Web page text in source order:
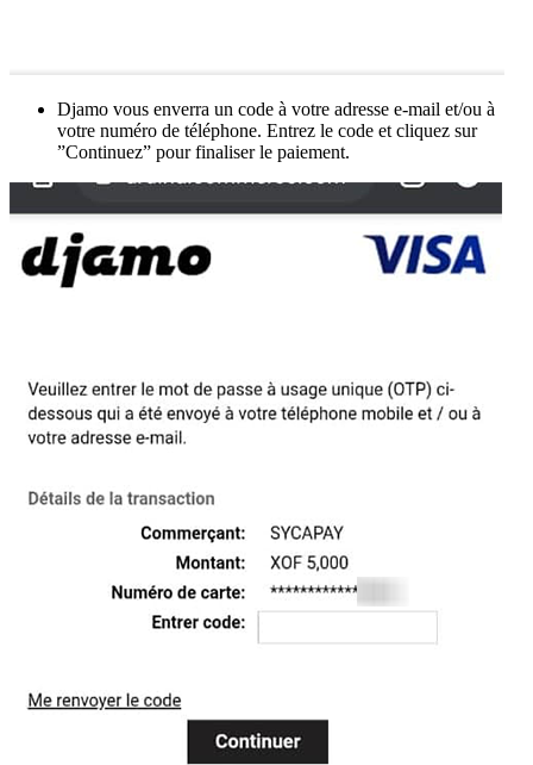
Djamo vous enverra un code à votre adresse e-mail et/ou à
votre numéro de téléphone. Entrez le code et cliquez sur
”Continuez” pour finaliser le paiement.